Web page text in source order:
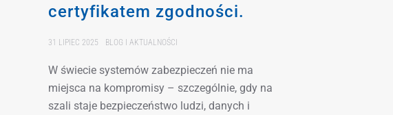
certyfikatem zgodności.
31 LIPIEC 2025 BLOG I AKTUALNOŚCI
W świecie systemów zabezpieczeń nie ma
miejsca na kompromisy – szczególnie, gdy na
szali staje bezpieczeństwo ludzi, danych i